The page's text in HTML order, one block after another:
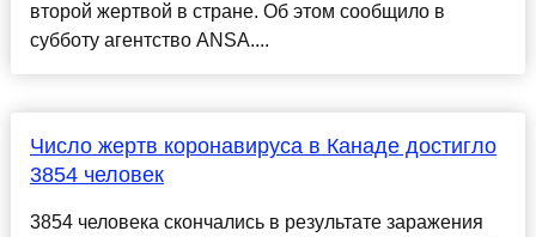
второй жертвой в стране. Об этом сообщило в
субботу агентство ANSA....
Число жертв коронавируса в Канаде достигло
3854 человек
3854 человека скончались в результате заражения